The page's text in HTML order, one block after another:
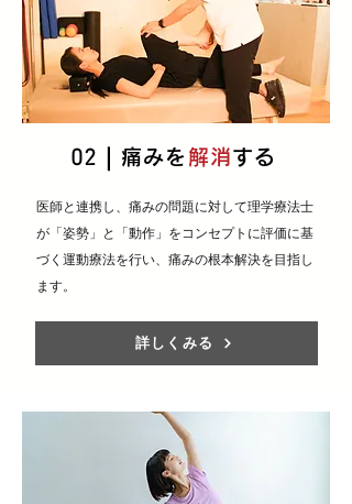
02｜ 痛みを 解消する
医師と連携し、痛みの問題に対して理学療法士
が「姿勢」と「動作」をコンセプトに評価に基
づく運動療法を行い、痛みの根本解決を目指し
ます。
詳しくみる